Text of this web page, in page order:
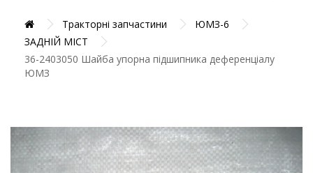
Тракторні запчастини
ЮМЗ-6
ЗАДНІЙ МІСТ
36-2403050 Шайба упорна підшипника деференціалу
ЮМЗ